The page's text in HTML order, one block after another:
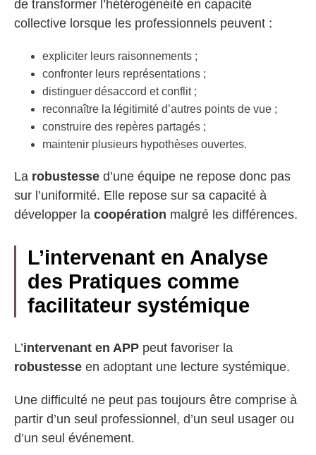
de transformer l’hétérogénéité en capacité
collective lorsque les professionnels peuvent :
expliciter leurs raisonnements ;
confronter leurs représentations ;
distinguer désaccord et conflit ;
reconnaître la légitimité d’autres points de vue ;
construire des repères partagés ;
maintenir plusieurs hypothèses ouvertes.
La robustesse d’une équipe ne repose donc pas
sur l’uniformité. Elle repose sur sa capacité à
développer la coopération malgré les différences.
L’intervenant en Analyse
des Pratiques comme
facilitateur systémique
L’intervenant en APP peut favoriser la
robustesse en adoptant une lecture systémique.
Une difficulté ne peut pas toujours être comprise à
partir d’un seul professionnel, d’un seul usager ou
d’un seul événement.